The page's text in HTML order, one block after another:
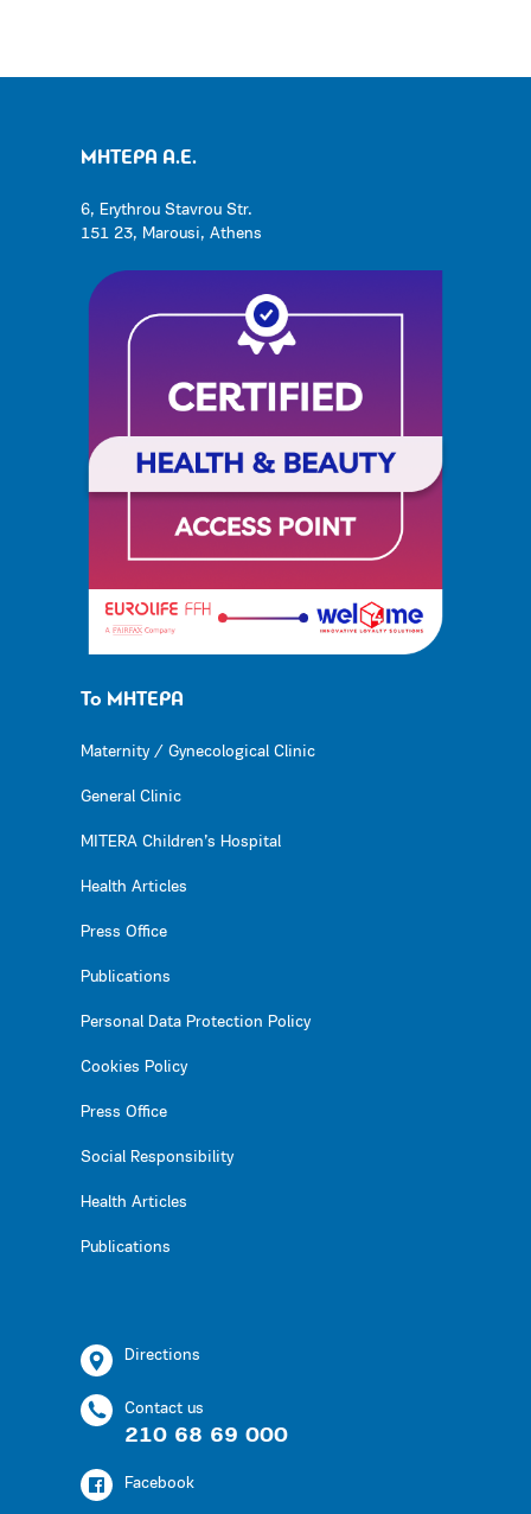
ΜΗΤΕΡΑ Α.Ε.
6, Erythrou Stavrou Str.
151 23, Marousi, Athens
Το ΜΗΤΕΡΑ
Maternity / Gynecological Clinic
General Clinic
MITERA Children’s Hospital
Health Articles
Press Office
Publications
Personal Data Protection Policy
Cookies Policy
Press Office
Social Responsibility
Health Articles
Publications
Directions
Contact us
210 68 69 000
Facebook